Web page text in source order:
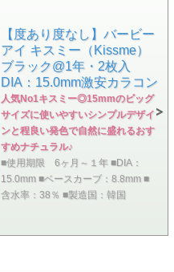
【度あり度なし】バービー
アイ キスミー（Kissme）
ブラック@1年・2枚入
DIA：15.0mm激安カラコン
人気No1キスミー◎15mmのビッグ
サイズに使いやすいシンプルデザイ
ンと程良い発色で自然に盛れるおす
すめナチュラル♪
■使用期限 6ヶ月～１年 ■DIA：
15.0mm ■ベースカーブ：8.8mm ■
含水率：38％ ■製造国：韓国